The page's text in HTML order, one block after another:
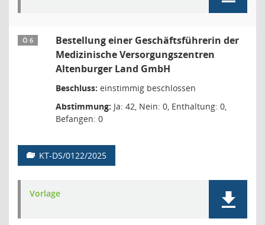
Ö 6
Bestellung einer Geschäftsführerin der
Medizinische Versorgungszentren
Altenburger Land GmbH
Beschluss: einstimmig beschlossen
Abstimmung: Ja: 42, Nein: 0, Enthaltung: 0,
Befangen: 0
KT-DS/0122/2025
Vorlage